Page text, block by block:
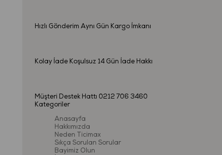
Hızlı Gönderim Aynı Gün Kargo İmkanı
Kolay İade Koşulsuz 14 Gün İade Hakkı
Müşteri Destek Hattı 0212 706 3460
Kategoriler
Anasayfa
Hakkımızda
Neden Ticimax
Sıkça Sorulan Sorular
Bayimiz Olun